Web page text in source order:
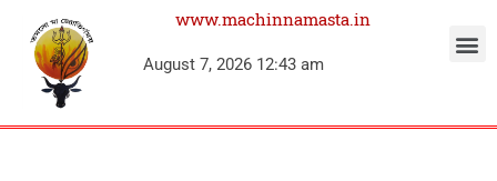
www.machinnamasta.in
August 7, 2026 12:43 am